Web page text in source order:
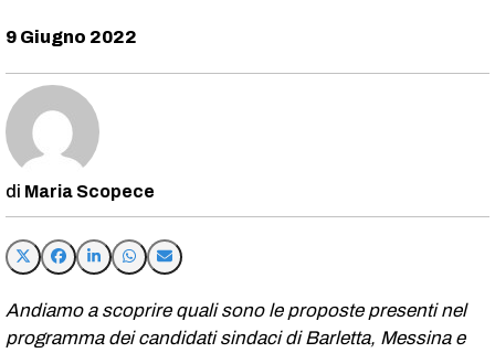
9 Giugno 2022
Maria Scopece
Andiamo a scoprire quali sono le proposte presenti nel
programma dei candidati sindaci di Barletta, Messina e